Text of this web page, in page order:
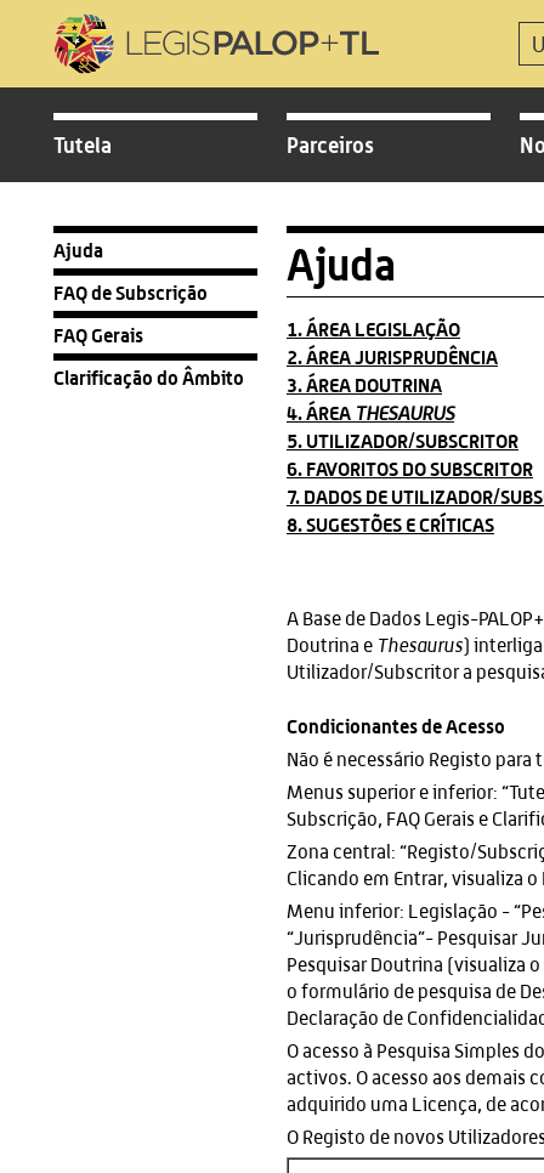
Tutela Parceiros
Ajuda
FAQ de Subscrição
FAQ Gerais
Clarificação do Âmbito
Ajuda
1. ÁREA LEGISLAÇÃO
2. ÁREA JURISPRUDÊNCIA
3. ÁREA DOUTRINA
4. ÁREA THESAURUS
5. UTILIZADOR/SUBSCRITOR
6. FAVORITOS DO SUBSCRITOR
7. DADOS DE UTILIZADOR/
8. SUGESTÕES E CRÍTICAS
A Base de Dados Legis-
Doutrina e Thesaurus)
Utilizador/Subscritor a
Condicionantes de Acesso
Não é necessário Registo
Menus superior e inferior:
Subscrição, FAQ Gerais e
Zona central: “Registo/
Clicando em Entrar, visualiza
Menu inferior: Legislação -
“Jurisprudência”- Pesquisar
Pesquisar Doutrina (visualiza
o formulário de pesquisa de
Declaração de
O acesso à Pesquisa Simples
activos. O acesso aos demais
adquirido uma Licença, de
O Registo de novos